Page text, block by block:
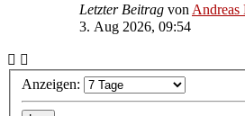
Letzter Beitrag von Andreas
3. Aug 2026, 09:54
Anzeigen: